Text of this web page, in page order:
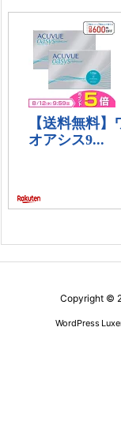
Copyright ©
WordPress